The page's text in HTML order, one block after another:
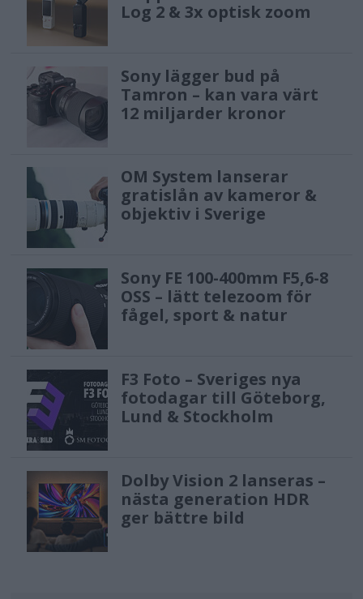
Log 2 & 3x optisk zoom
Sony lägger bud på
Tamron – kan vara värt
12 miljarder kronor
OM System lanserar
gratislån av kameror &
objektiv i Sverige
Sony FE 100-400mm F5,6-8
OSS – lätt telezoom för
fågel, sport & natur
F3 Foto – Sveriges nya
fotodagar till Göteborg,
Lund & Stockholm
Dolby Vision 2 lanseras –
nästa generation HDR
ger bättre bild